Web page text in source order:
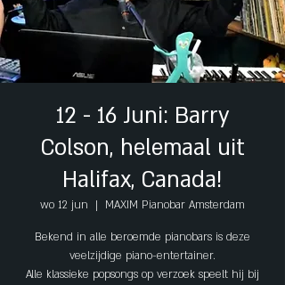
12 - 16 Juni: Barry
Colson, helemaal uit
Halifax, Canada!
wo 12 jun
  |
MAXIM Pianobar Amsterdam
Bekend in alle beroemde pianobars is deze
veelzijdige piano-entertainer.
Alle klassieke popsongs op verzoek speelt hij bij